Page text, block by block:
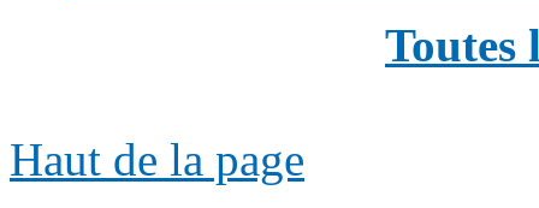
Toutes
Haut de la page